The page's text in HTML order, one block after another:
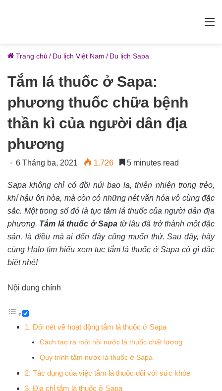
Trang chủ / Du lịch Việt Nam / Du lịch Sapa
Tắm lá thuốc ở Sapa:
phương thuốc chữa bệnh
thần kì của người dân địa
phương
6 Tháng ba, 2021 1.726 5 minutes read
Sapa không chỉ có đồi núi bao la, thiên nhiên trong trẻo,
khí hậu ôn hòa, mà còn có những nét văn hóa vô cùng đặc
sắc. Một trong số đó là tục tắm lá thuốc của người dân địa
phương. Tắm lá thuốc ở Sapa từ lâu đã trở thành một đặc
sản, là điều mà ai đến đây cũng muốn thử. Sau đây, hãy
cùng Halo tìm hiểu xem tục tắm lá thuốc ở Sapa có gì đặc
biệt nhé!
Nội dung chính
1. Đôi nét về hoạt động tắm lá thuốc ở Sapa
Cách tạo ra một nồi nước lá thuốc chất lượng
Quy trình tắm nước lá thuốc ở Sapa
2. Tác dụng của việc tắm lá thuốc đối với sức khỏe
3. Địa chỉ tắm lá thuốc ở Sapa